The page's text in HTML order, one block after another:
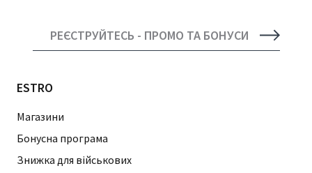
РЕЄСТРУЙТЕСЬ - ПРОМО ТА БОНУСИ
ESTRO
Магазини
Бонусна програма
Знижка для військових